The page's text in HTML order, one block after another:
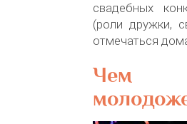
свадебных
(роли дружки,
отмечаться
Чем